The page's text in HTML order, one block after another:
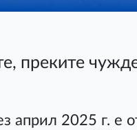
преките
април 2025 г. е